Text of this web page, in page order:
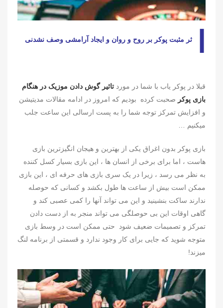
ثر مثبت پوکر بر روح و روان و ایجاد آرامشی وصف نشدنی
قبلا در پوکر یاب با شما در مورد تاثیر گوش دادن موزیک در هنگام
بازی پوکر صحبت کرده بودیم که امروز در ادامه مقالات مدیتیشن
و افزایش تمرکز توجه شما را به پست ارسالی این ساعت جلب
میکنیم …
بازی پوکر بدون اغراق یکی از بهترین و هیجان انگیزترین بازی
هاست ، اما برای برخی از انسان ها ، این بازی بسیار کسل کننده
به نظر می رسد ، زیرا در یک سری بازی های حرفه ای ، این بازی
ممکن است بیش از ساعت ها طول بکشد و کسانی که حوصله
ندارند ساکت بنشینید و این می تواند آنها را کمی عصبی کند و
گاهی اوقات این بی حوصلگی می تواند منجر به از دست دادن
تمرکز و تصمیمات ضعیف شود حتی ممکن است در وسط بازی
متوجه شوید که جایی برای کار وجود ندارد و قسمتی از برنامه لنگ
میزند!